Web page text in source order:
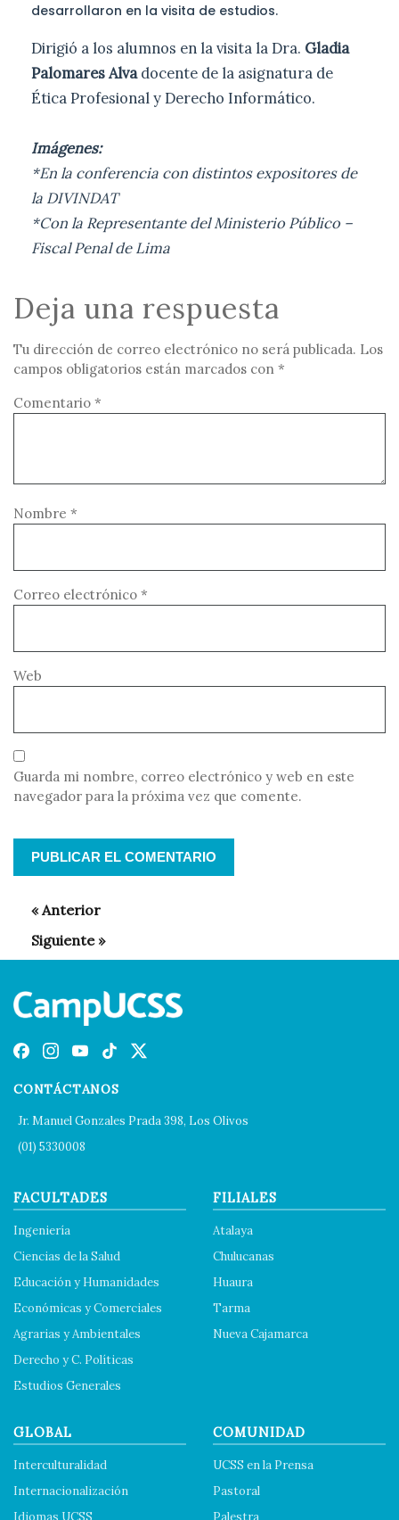
desarrollaron en la visita de estudios.
Dirigió a los alumnos en la visita la Dra. Gladia
Palomares Alvadocente de la asignatura de
Ética Profesional y Derecho Informático.
Imágenes:
*En la conferencia con distintos expositores de
la DIVINDAT
*Con la Representante del Ministerio Público –
Fiscal Penal de Lima
Deja una respuesta
Tu dirección de correo electrónico no será publicada. Los
campos obligatorios están marcados con *
Comentario *
Nombre *
Correo electrónico *
Web
Guarda mi nombre, correo electrónico y web en este
navegador para la próxima vez que comente.
CONTÁCTANOS
Jr. Manuel Gonzales Prada 398, Los Olivos
(01) 5330008
FACULTADES
Ingeniería
Ciencias de la Salud
Educación y Humanidades
Económicas y Comerciales
Agrarias y Ambientales
Derecho y C. Políticas
Estudios Generales
FILIALES
Atalaya
Chulucanas
Huaura
Tarma
Nueva Cajamarca
GLOBAL
Interculturalidad
Internacionalización
Idiomas UCSS
COMUNIDAD
UCSS en la Prensa
Pastoral
Palestra